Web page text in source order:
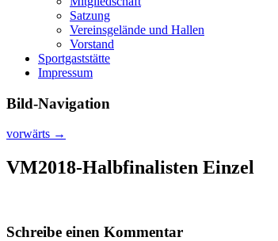
Satzung
Vereinsgelände und Hallen
Vorstand
Sportgaststätte
Impressum
Bild-Navigation
vorwärts →
VM2018-Halbfinalisten Einzel
Schreibe einen Kommentar